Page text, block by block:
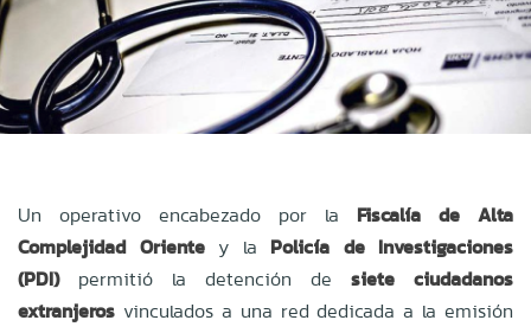
Un operativo encabezado por la Fiscalía de Alta
Complejidad Orientey la Policía de Investigaciones
(PDI)permitió la detención de siete ciudadanos
extranjeros vinculados a una red dedicada a la emisión